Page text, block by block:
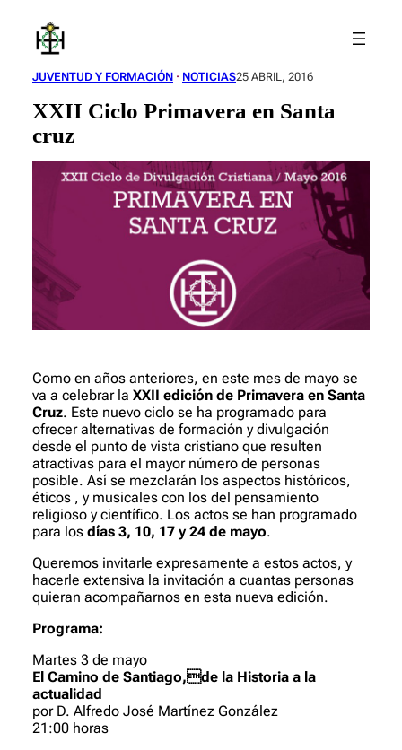
contenido
JUVENTUD Y FORMACIÓN · NOTICIAS25 ABRIL, 2016
XXII Ciclo Primavera en Santa
cruz
Como en años anteriores, en este mes de mayo se
va a celebrar la XXII edición de Primavera en Santa
Cruz. Este nuevo ciclo se ha programado para
ofrecer alternativas de formación y divulgación
desde el punto de vista cristiano que resulten
atractivas para el mayor número de personas
posible. Así se mezclarán los aspectos históricos,
éticos , y musicales con los del pensamiento
religioso y científico. Los actos se han programado
para los días 3, 10, 17 y 24 de mayo.
Queremos invitarle expresamente a estos actos, y
hacerle extensiva la invitación a cuantas personas
quieran acompañarnos en esta nueva edición.
Programa:
Martes 3 de mayo
El Camino de Santiago,de la Historia a la
actualidad
por D. Alfredo José Martínez González
21:00 horas